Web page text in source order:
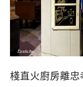
棧直火廚房離忠